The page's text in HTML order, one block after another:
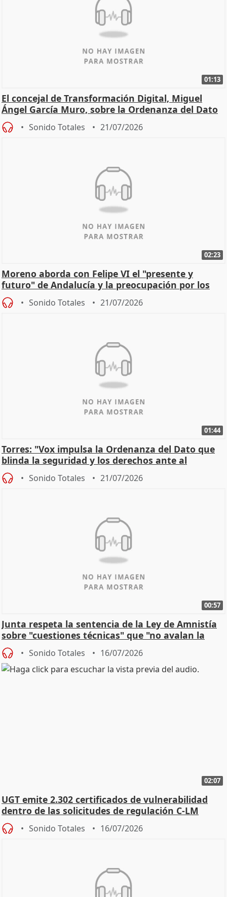
01:13
El concejal de Transformación Digital, Miguel
Ángel García Muro, sobre la Ordenanza del Dato
Sonido Totales 21/07/2026
02:23
Moreno aborda con Felipe VI el "presente y
futuro" de Andalucía y la preocupación por los
incendios
Sonido Totales 21/07/2026
01:44
Torres: "Vox impulsa la Ordenanza del Dato que
blinda la seguridad y los derechos ante al
control"
Sonido Totales 21/07/2026
00:57
Junta respeta la sentencia de la Ley de Amnistía
sobre "cuestiones técnicas" que "no avalan la
const
Sonido Totales 16/07/2026
02:07
UGT emite 2.302 certificados de vulnerabilidad
dentro de las solicitudes de regulación C-LM
Sonido Totales 16/07/2026